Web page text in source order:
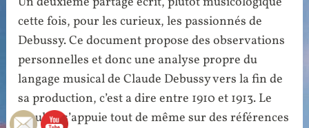
cette fois, pour les curieux, les passionnés de
Debussy. Ce document propose des observations
personnelles et donc une analyse propre du
langage musical de Claude Debussy vers la fin de
sa production, c’est a dire entre 1910 et 1913. Le
résultat s’appuie tout de même sur des références